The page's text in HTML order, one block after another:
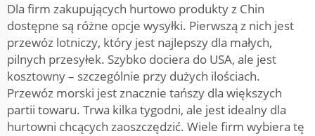
Dla firm zakupujących hurtowo produkty z Chin
dostępne są różne opcje wysyłki. Pierwszą z nich jest
przewóz lotniczy, który jest najlepszy dla małych,
pilnych przesyłek. Szybko dociera do USA, ale jest
kosztowny – szczególnie przy dużych ilościach.
Przewóz morski jest znacznie tańszy dla większych
partii towaru. Trwa kilka tygodni, ale jest idealny dla
hurtowni chcących zaoszczędzić. Wiele firm wybiera tę